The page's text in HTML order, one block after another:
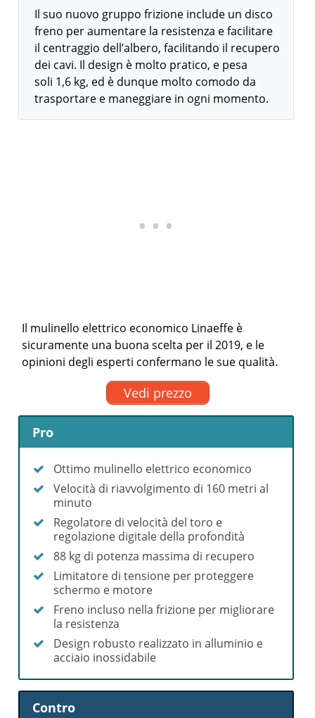
Il suo nuovo gruppo frizione include un disco
freno per aumentare la resistenza e facilitare
il centraggio dell’albero, facilitando il recupero
dei cavi. Il design è molto pratico, e pesa
soli 1,6 kg, ed è dunque molto comodo da
trasportare e maneggiare in ogni momento.
Il mulinello elettrico economico Linaeffe è
sicuramente una buona scelta per il 2019, e le
opinioni degli esperti confermano le sue qualità.
Vedi prezzo
Pro
Ottimo mulinello elettrico economico
Velocità di riavvolgimento di 160 metri al
minuto
Regolatore di velocità del toro e
regolazione digitale della profondità
88 kg di potenza massima di recupero
Limitatore di tensione per proteggere
schermo e motore
Freno incluso nella frizione per migliorare
la resistenza
Design robusto realizzato in alluminio e
acciaio inossidabile
Contro